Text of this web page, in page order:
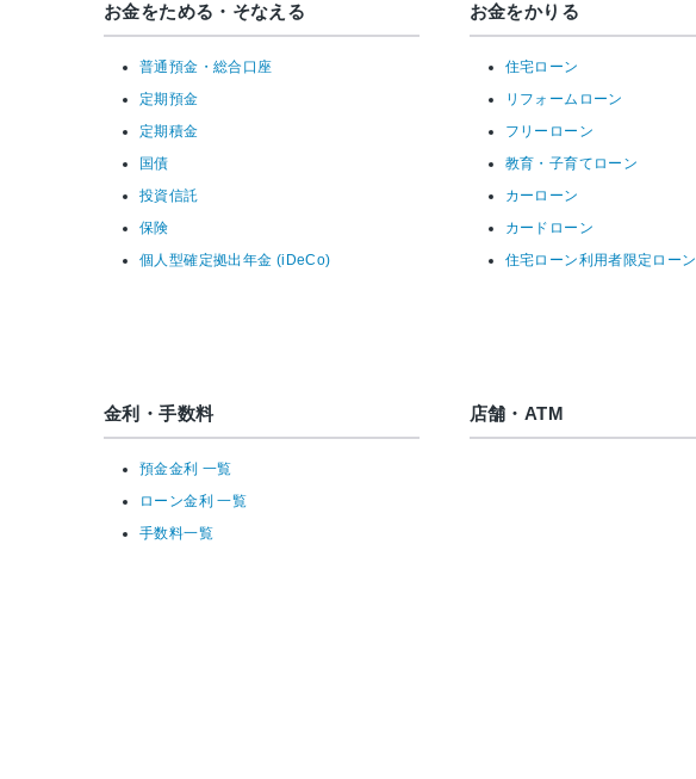
お金をためる・そなえる
普通預金・総合口座
定期預金
定期積金
国債
投資信託
保険
個人型確定拠出年金 (iDeCo)
お金をかりる
住宅ローン
リフォームローン
フリーローン
教育・子育てローン
カーローン
カードローン
住宅ローン利用者限定ローン
金利・手数料
預金金利 一覧
ローン金利 一覧
手数料一覧
店舗・ATM